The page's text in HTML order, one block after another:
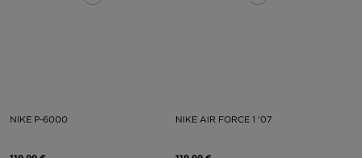
NIKE P-6000 NIKE AIR FORCE 1 '07